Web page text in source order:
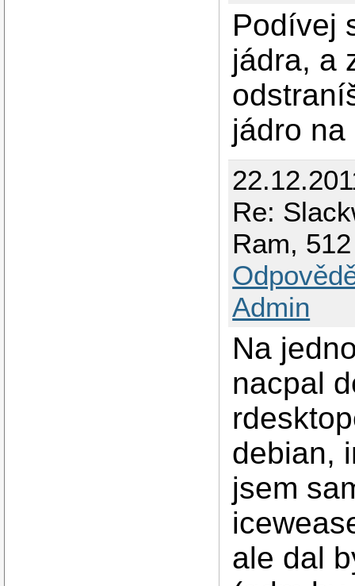
Podívej
jádra, a
jádro na
Re:
Ram,
Admin
Na
nacpal
debian,
jsem
ale dal